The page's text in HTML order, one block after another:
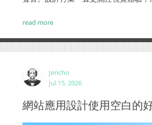
要。聲音的正確實施可以為用戶帶來巨
read more
Jericho
Jul 15, 2026
網站應用設計使用空白的